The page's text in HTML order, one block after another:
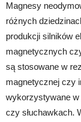
Magnesy
różnych
produkcji silników
magnetycznych
są stosowane w
magnetycznej czy
wykorzystywane w
czy słuchawkach.